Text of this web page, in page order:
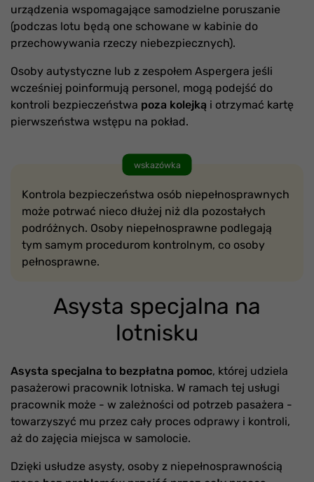
urządzenia wspomagające samodzielne poruszanie
(podczas lotu będą one schowane w kabinie do
przechowywania rzeczy niebezpiecznych).
Osoby autystyczne lub z zespołem Aspergera jeśli
wcześniej poinformują personel, mogą podejść do
kontroli bezpieczeństwa poza kolejką i otrzymać kartę
pierwszeństwa wstępu na pokład.
wskazówka
Kontrola bezpieczeństwa osób niepełnosprawnych
może potrwać nieco dłużej niż dla pozostałych
podróżnych. Osoby niepełnosprawne podlegają
tym samym procedurom kontrolnym, co osoby
pełnosprawne.
Asysta specjalna na
lotnisku
Asysta specjalna to bezpłatna pomoc, której udziela
pasażerowi pracownik lotniska. W ramach tej usługi
pracownik może - w zależności od potrzeb pasażera -
towarzyszyć mu przez cały proces odprawy i kontroli,
aż do zajęcia miejsca w samolocie.
Dzięki usłudze asysty, osoby z niepełnosprawnością